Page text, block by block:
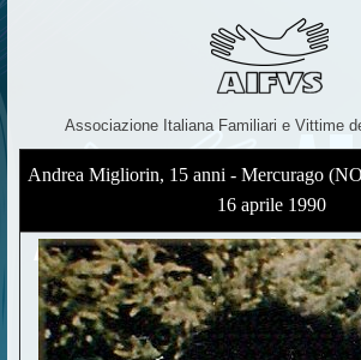
Associazione Italiana Familiari e Vittime
Andrea Migliorin, 15 anni - Mercurago
 16 aprile 1990